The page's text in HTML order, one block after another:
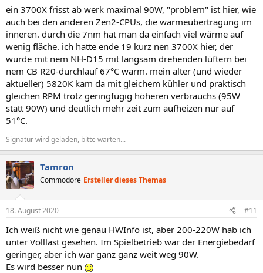
ein 3700X frisst ab werk maximal 90W, "problem" ist hier, wie
auch bei den anderen Zen2-CPUs, die wärmeübertragung im
inneren. durch die 7nm hat man da einfach viel wärme auf
wenig fläche. ich hatte ende 19 kurz nen 3700X hier, der
wurde mit nem NH-D15 mit langsam drehenden lüftern bei
nem CB R20-durchlauf 67°C warm. mein alter (und wieder
aktueller) 5820K kam da mit gleichem kühler und praktisch
gleichen RPM trotz geringfügig höheren verbrauchs (95W
statt 90W) und deutlich mehr zeit zum aufheizen nur auf
51°C.
Signatur wird geladen, bitte warten...
Tamron
Commodore Ersteller dieses Themas
18. August 2020 #11
Ich weiß nicht wie genau HWInfo ist, aber 200-220W hab ich
unter Volllast gesehen. Im Spielbetrieb war der Energiebedarf
geringer, aber ich war ganz ganz weit weg 90W.
Es wird besser nun